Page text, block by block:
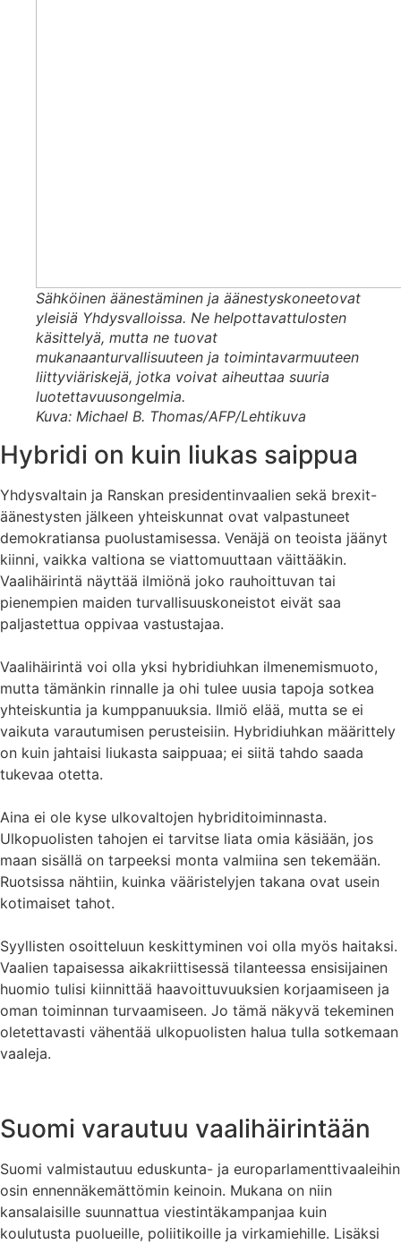
Sähköinen äänestäminen ja äänestyskoneetovat
yleisiä Yhdysvalloissa. Ne helpottavattulosten
käsittelyä, mutta ne tuovat
mukanaanturvallisuuteen ja toimintavarmuuteen
liittyviäriskejä, jotka voivat aiheuttaa suuria
luotettavuusongelmia.
Kuva: Michael B. Thomas/AFP/Lehtikuva
Hybridi on kuin liukas saippua
Yhdysvaltain ja Ranskan presidentinvaalien sekä brexit-
äänestysten jälkeen yhteiskunnat ovat valpastuneet
demokratiansa puolustamisessa. Venäjä on teoista jäänyt
kiinni, vaikka valtiona se viattomuuttaan väittääkin.
Vaalihäirintä näyttää ilmiönä joko rauhoittuvan tai
pienempien maiden turvallisuuskoneistot eivät saa
paljastettua oppivaa vastustajaa.
Vaalihäirintä voi olla yksi hybridiuhkan ilmenemismuoto,
mutta tämänkin rinnalle ja ohi tulee uusia tapoja sotkea
yhteiskuntia ja kumppanuuksia. Ilmiö elää, mutta se ei
vaikuta varautumisen perusteisiin. Hybridiuhkan määrittely
on kuin jahtaisi liukasta saippuaa; ei siitä tahdo saada
tukevaa otetta.
Aina ei ole kyse ulkovaltojen hybriditoiminnasta.
Ulkopuolisten tahojen ei tarvitse liata omia käsiään, jos
maan sisällä on tarpeeksi monta valmiina sen tekemään.
Ruotsissa nähtiin, kuinka vääristelyjen takana ovat usein
kotimaiset tahot.
Syyllisten osoitteluun keskittyminen voi olla myös haitaksi.
Vaalien tapaisessa aikakriittisessä tilanteessa ensisijainen
huomio tulisi kiinnittää haavoittuvuuksien korjaamiseen ja
oman toiminnan turvaamiseen. Jo tämä näkyvä tekeminen
oletettavasti vähentää ulkopuolisten halua tulla sotkemaan
vaaleja.
Suomi varautuu vaalihäirintään
Suomi valmistautuu eduskunta- ja europarlamenttivaaleihin
osin ennennäkemättömin keinoin. Mukana on niin
kansalaisille suunnattua viestintäkampanjaa kuin
koulutusta puolueille, poliitikoille ja virkamiehille. Lisäksi